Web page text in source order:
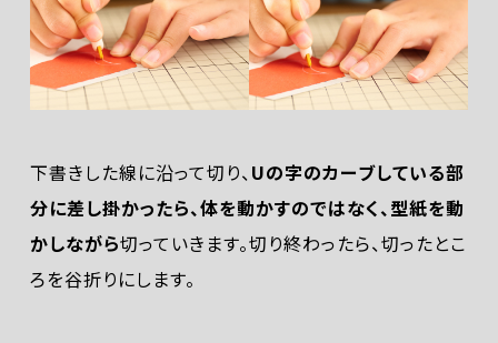
下書きした線に沿って切り、 Uの字のカーブしている部
分に差し掛かったら、体を動かすのではなく、型紙を動
かしながら切っていきます。切り終わったら、切ったとこ
ろを谷折りにします。